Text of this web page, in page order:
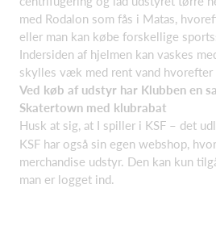
med Rodalon som fås i Matas,
eller man kan købe forskellige
Indersiden af hjelmen kan vaskes
skylles væk med rent vand hvorefter
Ved køb af udstyr har Klubben en
Skatertown med klubrabat
Husk at sig, at I spiller i KSF – det
KSF har også sin egen webshop,
merchandise udstyr. Den kan kun
man er logget ind.